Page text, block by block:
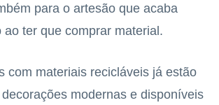
para o artesão que acaba
ao ter que comprar material.
com materiais recicláveis já estão
modernas e disponíveis